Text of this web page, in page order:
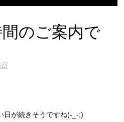
のご案内で
日が続きそうですね(-_-;)